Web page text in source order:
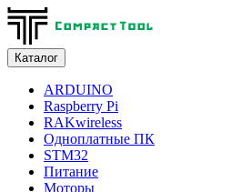
Каталог
ARDUINO
Raspberry Pi
RAKwireless
Одноплатные ПК
STM32
Питание
Моторы